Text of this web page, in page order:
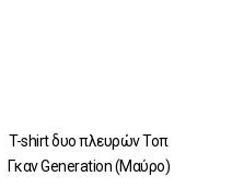
T-shirt δυο πλευρών Τοπ
Γκαν Generation (Μαύρο)